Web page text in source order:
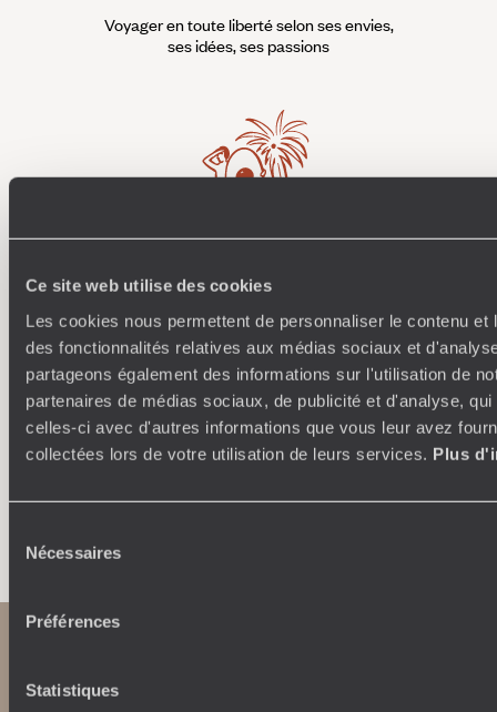
Ce site web utilise des cookies
Les cookies nous permettent de personnaliser le contenu et
des fonctionnalités relatives aux médias sociaux et
partageons également des informations sur l'utilisation de
partenaires de médias sociaux, de publicité et d'analyse,
celles-ci avec d'autres informations que vous leur avez
collectées lors de votre utilisation de leurs services. Plus
Nécessaires
Préférences
Statistiques
Voyager en toute liberté selon ses envies,
ses idées, ses passions
Où je veux
250 conseillers spécialisés par pays et par régions :
Amoureux du beau jamais à court d’idées, ils vous
inspirent et créent un voyage ultra-personnalisé :
étapes, hébergements, ateliers, rencontres…
À